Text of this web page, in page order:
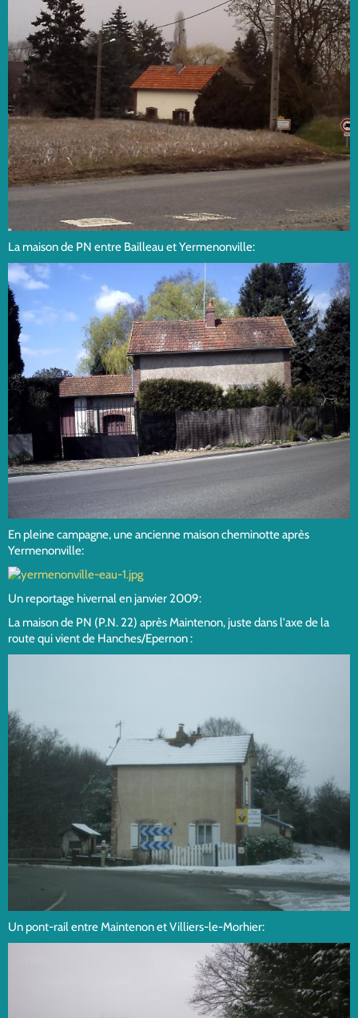
La maison de PN entre Bailleau et Yermenonville:
En pleine campagne, une ancienne maison cheminotte après
Yermenonville:
Un reportage hivernal en janvier 2009:
La maison de PN (P.N. 22) après Maintenon, juste dans l'axe de la
route qui vient de Hanches/Epernon :
Un pont-rail entre Maintenon et Villiers-le-Morhier: